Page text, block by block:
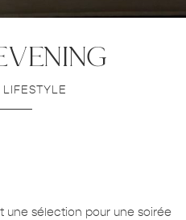
LIFESTYLE
une sélection pour une soirée